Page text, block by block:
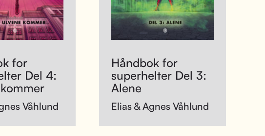
for
Del 4:
Våhlund
Håndbok for
superhelter Del 3:
Alene
Elias & Agnes Våhlund